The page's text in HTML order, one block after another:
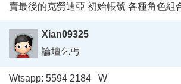
賣最後的克勞迪亞 初始帳號 各種角色組
Xian09325
論壇乞丐
Wtsapp: 5594 2184 W